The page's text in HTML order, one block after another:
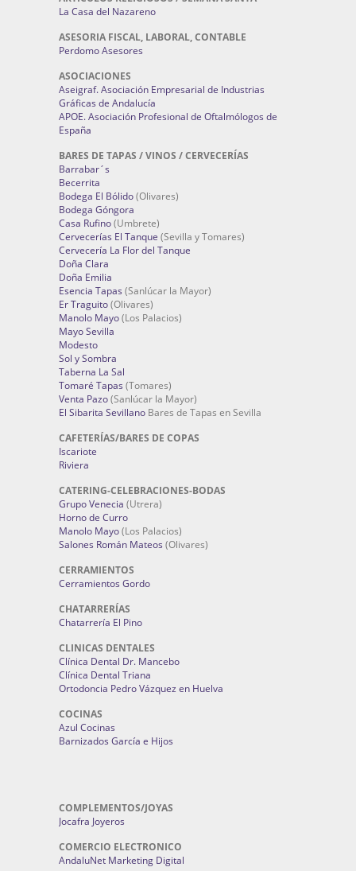
La Casa del Nazareno
ASESORIA FISCAL, LABORAL, CONTABLE
Perdomo Asesores
ASOCIACIONES
Aseigraf. Asociación Empresarial de Industrias
Gráficas de Andalucía
APOE. Asociación Profesional de Oftalmólogos de
España
BARES DE TAPAS / VINOS / CERVECERÍAS
Barrabar´s
Becerrita
Bodega El Bólido(Olivares)
Bodega Góngora
Casa Rufino(Umbrete)
Cervecerías El Tanque (Sevilla y Tomares)
Cervecería La Flor del Tanque
Doña Clara
Doña Emilia
Esencia Tapas (Sanlúcar la Mayor)
Er Traguito(Olivares)
Manolo Mayo(Los Palacios)
Mayo Sevilla
Modesto
Sol y Sombra
Taberna La Sal
Tomaré Tapas (Tomares)
Venta Pazo(Sanlúcar la Mayor)
El Sibarita Sevillano Bares de Tapas en Sevilla
CAFETERÍAS/BARES DE COPAS
Iscariote
Riviera
CATERING-CELEBRACIONES-BODAS
Grupo Venecia (Utrera)
Horno de Curro
Manolo Mayo(Los Palacios)
Salones Román Mateos (Olivares)
CERRAMIENTOS
Cerramientos Gordo
CHATARRERÍAS
Chatarrería El Pino
CLINICAS DENTALES
Clínica Dental Dr. Mancebo
Clínica Dental Triana
Ortodoncia Pedro Vázquez en Huelva
COCINAS
Azul Cocinas
Barnizados García e Hijos
COMPLEMENTOS/JOYAS
Jocafra Joyeros
COMERCIO ELECTRONICO
AndaluNet Marketing Digital